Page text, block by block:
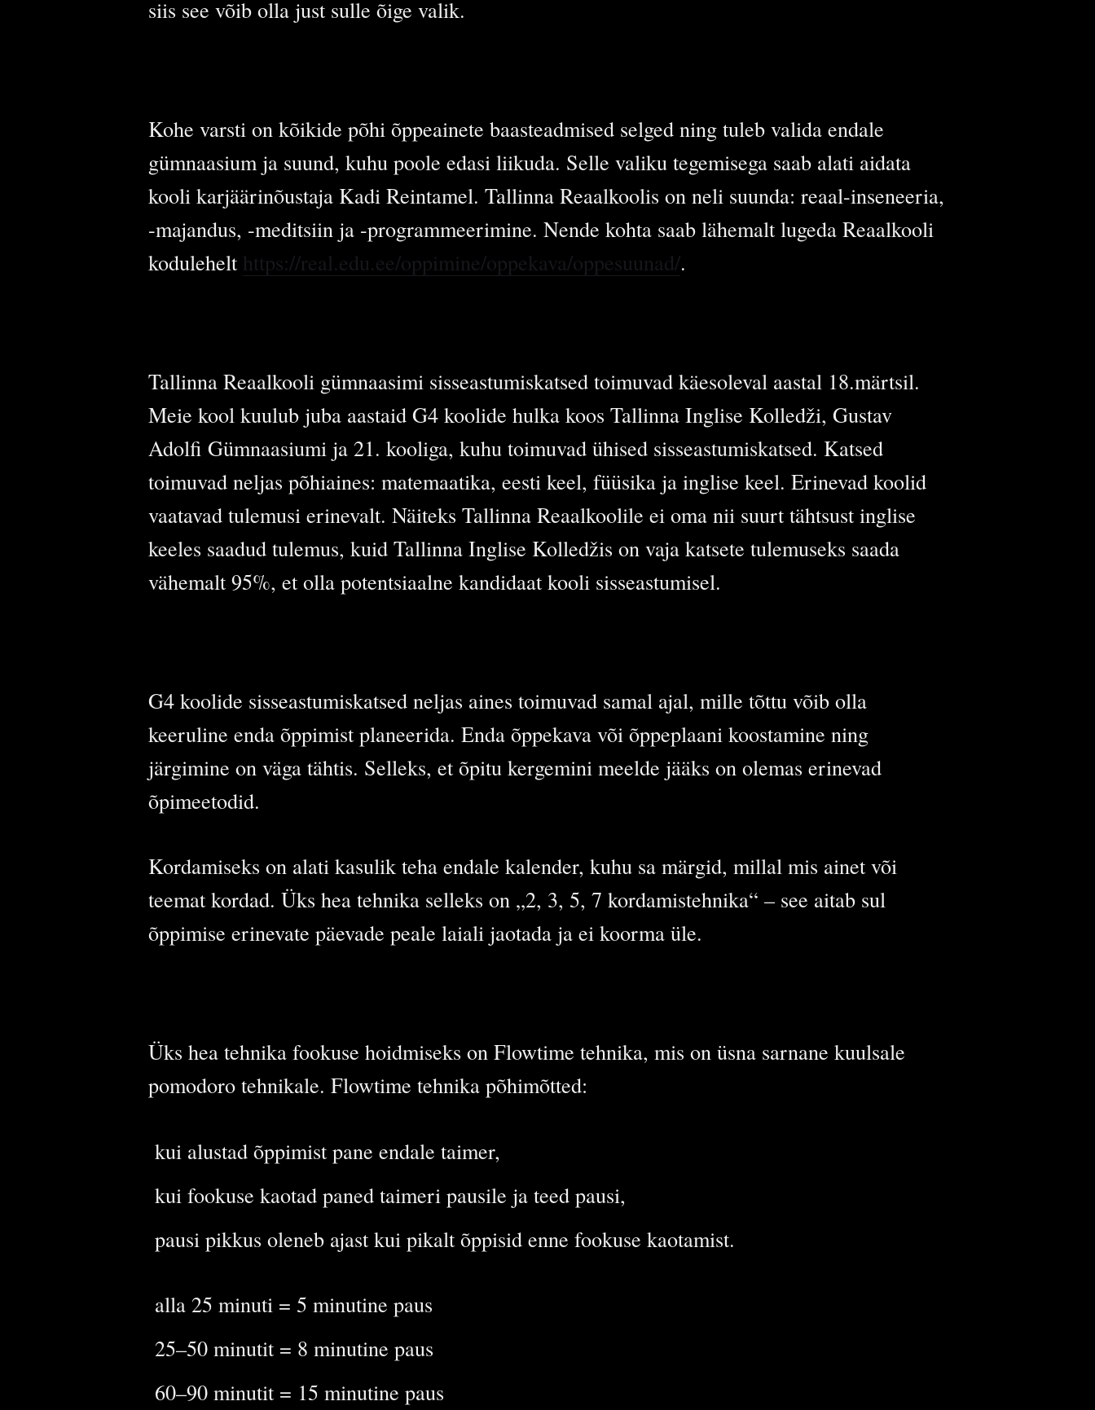
siis see võib olla just sulle õige valik.
Kohe varsti on kõikide põhi õppeainete baasteadmised selged ning tuleb valida endale
gümnaasium ja suund, kuhu poole edasi liikuda. Selle valiku tegemisega saab alati aidata
kooli karjäärinõustaja Kadi Reintamel. Tallinna Reaalkoolis on neli suunda: reaal-inseneeria,
-majandus, -meditsiin ja -programmeerimine. Nende kohta saab lähemalt lugeda Reaalkooli
kodulehelt https://real.edu.ee/oppimine/oppekava/oppesuunad/.
Tallinna Reaalkooli gümnaasimi sisseastumiskatsed toimuvad käesoleval aastal 18.märtsil.
Meie kool kuulub juba aastaid G4 koolide hulka koos Tallinna Inglise Kolledži, Gustav
Adolfi Gümnaasiumi ja 21. kooliga, kuhu toimuvad ühised sisseastumiskatsed. Katsed
toimuvad neljas põhiaines: matemaatika, eesti keel, füüsika ja inglise keel. Erinevad koolid
vaatavad tulemusi erinevalt. Näiteks Tallinna Reaalkoolile ei oma nii suurt tähtsust inglise
keeles saadud tulemus, kuid Tallinna Inglise Kolledžis on vaja katsete tulemuseks saada
vähemalt 95%, et olla potentsiaalne kandidaat kooli sisseastumisel.
G4 koolide sisseastumiskatsed neljas aines toimuvad samal ajal, mille tõttu võib olla
keeruline enda õppimist planeerida. Enda õppekava või õppeplaani koostamine ning
järgimine on väga tähtis. Selleks, et õpitu kergemini meelde jääks on olemas erinevad
õpimeetodid.
Kordamiseks on alati kasulik teha endale kalender, kuhu sa märgid, millal mis ainet või
teemat kordad. Üks hea tehnika selleks on „2, 3, 5, 7 kordamistehnika“ – see aitab sul
õppimise erinevate päevade peale laiali jaotada ja ei koorma üle.
Üks hea tehnika fookuse hoidmiseks on Flowtime tehnika, mis on üsna sarnane kuulsale
pomodoro tehnikale. Flowtime tehnika põhimõtted:
kui alustad õppimist pane endale taimer,
kui fookuse kaotad paned taimeri pausile ja teed pausi,
pausi pikkus oleneb ajast kui pikalt õppisid enne fookuse kaotamist.
alla 25 minuti = 5 minutine paus
25–50 minutit = 8 minutine paus
60–90 minutit = 15 minutine paus